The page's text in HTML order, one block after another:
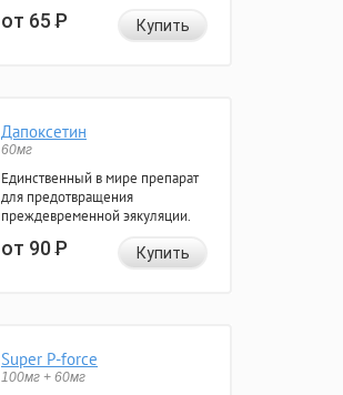
от 65Р Купить
Дапоксетин
60мг
Единственный в мире препарат
для предотвращения
преждевременной эякуляции.
от 90Р Купить
Super P-force
100мг + 60мг